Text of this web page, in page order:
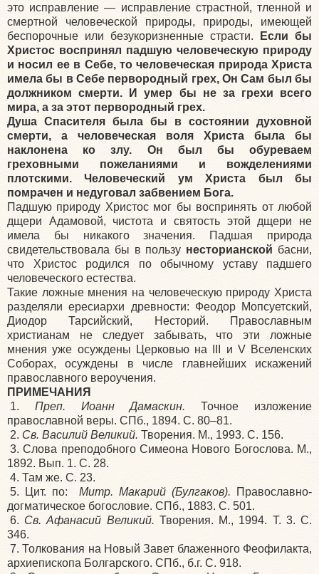
это исправление — исправление страстной, тленной и
смертной человеческой природы, природы, имеющей
беспорочные или безукоризненные страсти.
Если бы
Христос воспринял падшую человеческую природу
и носил ее в Себе, то человеческая природа Христа
имела бы в Себе первородный грех, Он Сам был бы
должником смерти. И умер бы не за грехи всего
мира, а за этот первородный грех.
Душа Спасителя была бы в состоянии духовной
смерти, а человече­ская воля Христа была бы
наклонена ко злу. Он был бы обуреваем
греховными пожеланиями и вожделениями
плотскими. Человеческий ум Христа был бы
помрачен и недуговал забвением Бога.
Падшую природу Христос мог бы воспринять от любой
дщери Адамовой, чистота и святость этой дщери не
имела бы никакого значения. Падшая природа
свидетельствовала бы в пользу несторианской басни,
что Христос родился по обычному уставу падшего
человеческого естества.
Такие ложные мнения на человеческую природу Христа
разделяли ересиархи древности: Феодор Мопсуетский,
Диодор Тарсийский, Несторий. Православным
христианам не следует забывать, что эти ложные
мнения уже осуждены Церковью на III и V Вселенских
Соборах, осуждены в числе главнейших искажений
православного вероучения.
ПРИМЕЧАНИЯ
1. Преп. Иоанн Дамаскин. Точное изложение
православной веры. СПб., 1894. С. 80–81.
2. Св. Василий Великий. Творения. М., 1993. С. 156.
3. Слова преподобного Симеона Нового Богослова. М.,
1892. Вып. 1. С. 28.
4. Там же. С. 23.
5. Цит. по:
Митр. Макарий (Булгаков). Православно-
догматическое богословие. СПб., 1883. С. 501.
6. Св. Афанасий Великий. Творения. М., 1994. Т. 3. С.
346.
7. Толкования на Новый Завет блаженного Феофилакта,
архиепископа Болгарского. СПб., б.г. С. 918.